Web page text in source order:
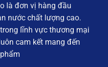
là đơn vị hàng đầu
nước chất lượng cao.
lĩnh vực thương mại
cam kết mang đến